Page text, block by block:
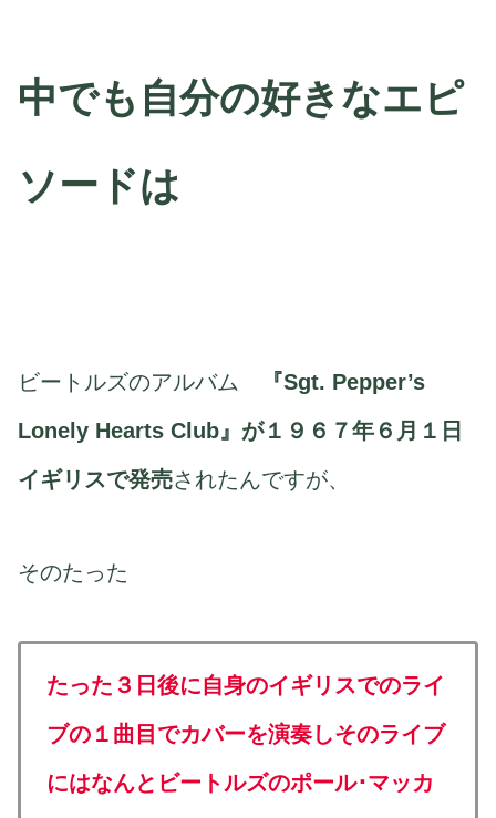
中でも自分の好きなエピ
ソードは
ビートルズのアルバム
『Sgt. Pepper’s
Lonely Hearts Club』が１９６７年６月１日
イギリスで発売されたんですが、
そのたった
たった３日後に自身のイギリスでのライ
ブの１曲目でカバーを演奏しそのライブ
にはなんとビートルズのポール･マッカ